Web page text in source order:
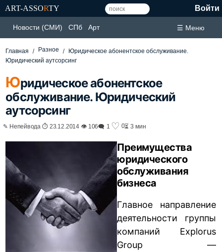
ART-ASSORTY Войти
Новости (СМИ) СПб Арт ☰ Меню
Главная Разное
Юридическое абонентское обслуживание.
Юридический аутсорсинг
Юридическое абонентское
обслуживание. Юридический
аутсорсинг
✎ Непейвода ⏱ 23.12.2014 👁 106🗨 1 ♡ 0⏳ 3 мин
Преимущества
юридического
обслуживания
бизнеса
Главное направление
деятельности группы
компаний Explorus
Group —